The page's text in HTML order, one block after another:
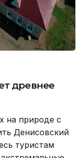
древнее
на природе с
Денисовский
туристам